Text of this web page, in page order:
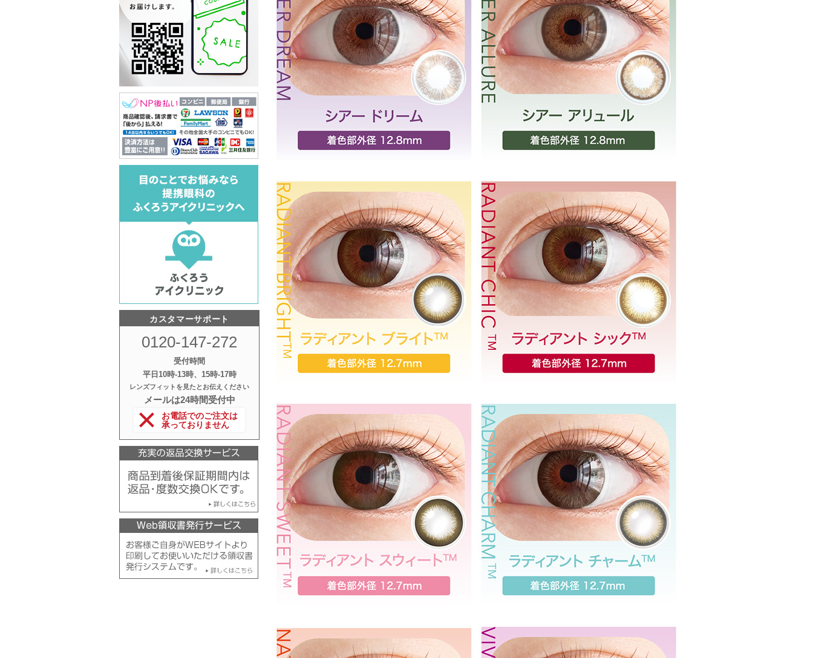
カスタマーサポート
0120-147-272
受付時間
平日10時‐13時、15時‐17時
レンズフィットを見たとお伝えください
メールは24時間受付中
お電話でのご注文は
承っておりません